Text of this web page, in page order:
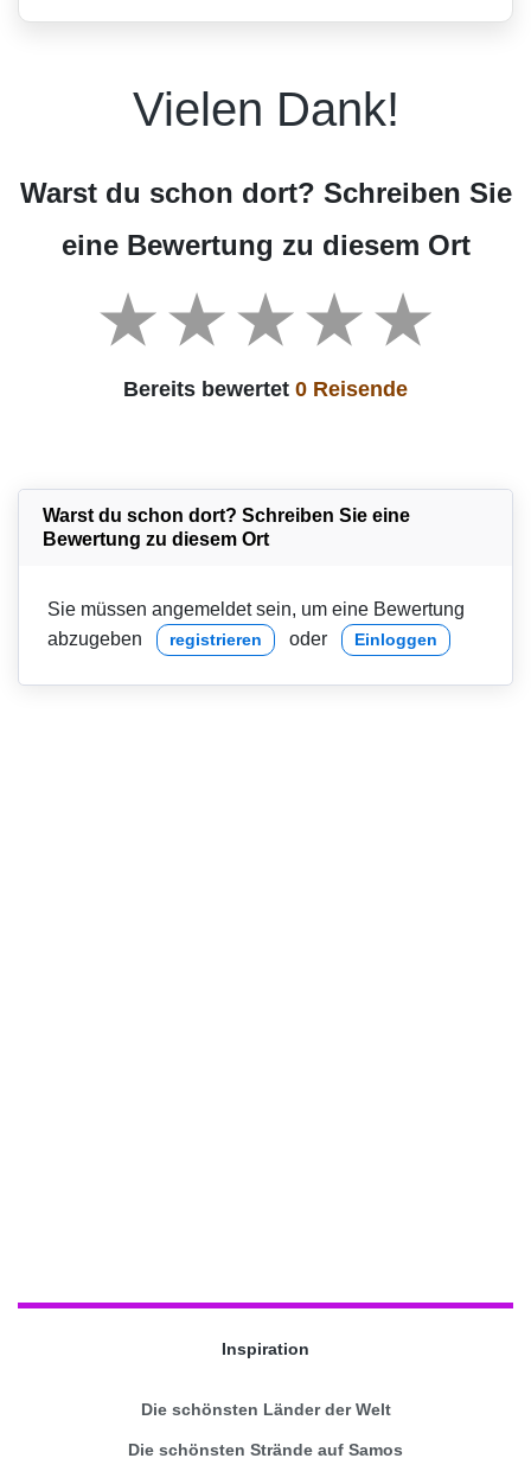
Vielen Dank!
Warst du schon dort? Schreiben Sie
eine Bewertung zu diesem Ort
Bereits bewertet 0 Reisende
Warst du schon dort? Schreiben Sie eine
Bewertung zu diesem Ort
Sie müssen angemeldet sein, um eine Bewertung
abzugeben
registrieren oder Einloggen
Inspiration
Die schönsten Länder der Welt
Die schönsten Strände auf Samos